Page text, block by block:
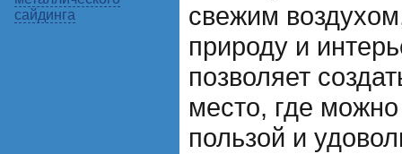
сайдинга
свежим
природу и
позволяет
место, где
пользой и